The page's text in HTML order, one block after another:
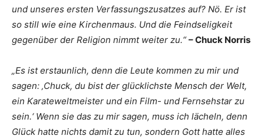
und unseres ersten Verfassungszusatzes auf? Nö. Er ist
so still wie eine Kirchenmaus. Und die Feindseligkeit
gegenüber der Religion nimmt weiter zu.“– Chuck Norris
„Es ist erstaunlich, denn die Leute kommen zu mir und
sagen: ‚Chuck, du bist der glücklichste Mensch der Welt,
ein Karateweltmeister und ein Film- und Fernsehstar zu
sein.‘ Wenn sie das zu mir sagen, muss ich lächeln, denn
Glück hatte nichts damit zu tun, sondern Gott hatte alles